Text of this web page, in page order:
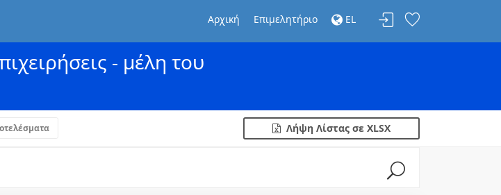
Αρχική Επιμελητήριο EL
- μέλη του
Λήψη Λίστας σε XLSX